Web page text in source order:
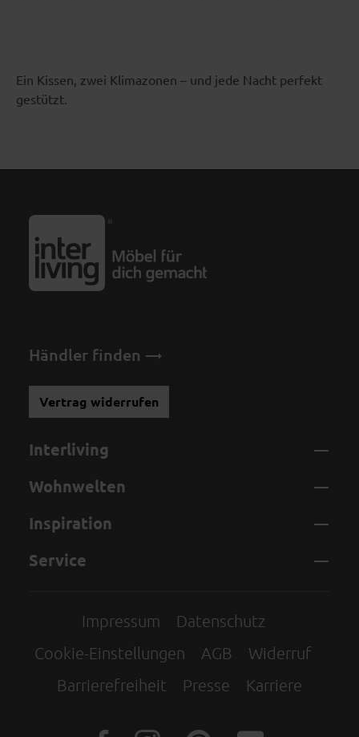
Ein Kissen, zwei Klimazonen – und jede Nacht perfekt
gestützt.
Händler finden
Vertrag widerrufen
Interliving
Wohnwelten
Inspiration
Service
Impressum
Datenschutz
Cookie-Einstellungen
AGB
Widerruf
Barrierefreiheit
Presse Karriere